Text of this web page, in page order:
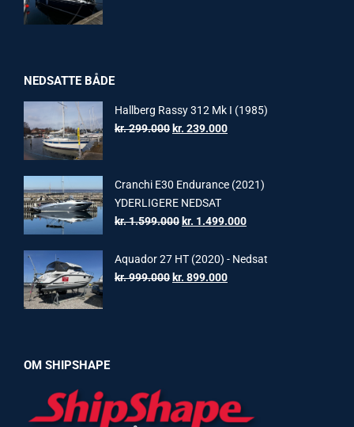
NEDSATTE BÅDE
Hallberg Rassy 312 Mk I (1985)
kr.299.000Original
kr. 299.000.
kr. 239.000Current
kr. 239.000.
Cranchi E30 Endurance (2021)
YDERLIGERE NEDSAT
kr.1.599.000Original
was:
kr. 1.599.000.
kr. 1.499.000Current
is:
Aquador 27 HT (2020) - Nedsat
kr.999.000Original
kr. 899.000Current
OM SHIPSHAPE